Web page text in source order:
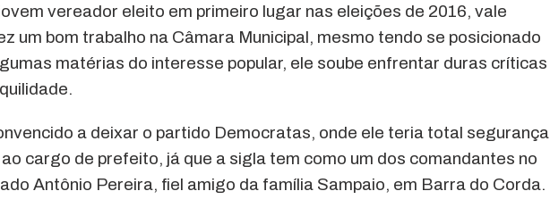
vereador eleito em primeiro lugar nas eleições de 2016, vale
um bom trabalho na Câmara Municipal, mesmo tendo se posicionado
matérias do interesse popular, ele soube enfrentar duras críticas
a deixar o partido Democratas, onde ele teria total segurança
cargo de prefeito, já que a sigla tem como um dos comandantes no
Antônio Pereira, fiel amigo da família Sampaio, em Barra do Corda.